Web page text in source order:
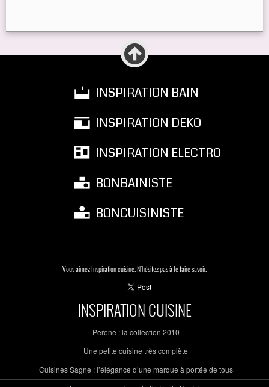
INSPIRATION BAIN
INSPIRATION DEKO
INSPIRATION ELECTRO
BONBAINISTE
BONCUISINISTE
Vous aimez Inspiration cuisine. N'hésitez pas à le faire savoir.
INSPIRATION CUISINE
Perene : la collection 2010
Une petite cuisine très complète
Cuisines Sagne : l’élégance d’une marque à portée de tous